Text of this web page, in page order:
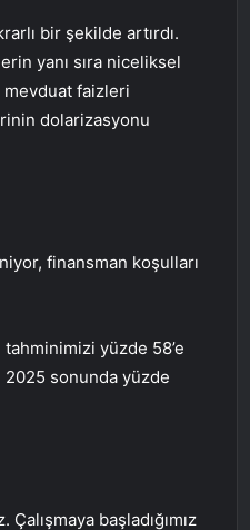
bir şekilde artırdı.
yanı sıra niceliksel
mevduat faizleri
dolarizasyonu
finansman koşulları
yüzde 58’e
2025 sonunda yüzde
başladığımız